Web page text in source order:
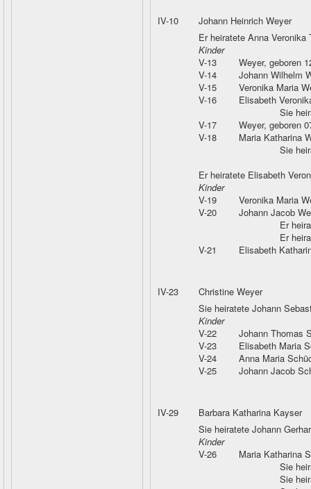
IV-10
Johann Heinrich Weyer
Er heiratete Anna Veronika
Kinder
V-13
Weyer, geboren
V-14
Johann Wilhelm
V-15
Veronika Maria
V-16
Elisabeth
Sie
V-17
Weyer, geboren
V-18
Maria Katharina
Sie
Er heiratete Elisabeth
Kinder
V-19
Veronika Maria
V-20
Johann Jacob
Er
Er
V-21
Elisabeth
IV-23
Christine Weyer
Sie heiratete Johann
Kinder
V-22
Johann Thomas
V-23
Elisabeth Maria
V-24
Anna Maria
V-25
Johann Jacob
IV-29
Barbara Katharina Kayser
Sie heiratete Johann
Kinder
V-26
Maria Katharina
Sie
Sie